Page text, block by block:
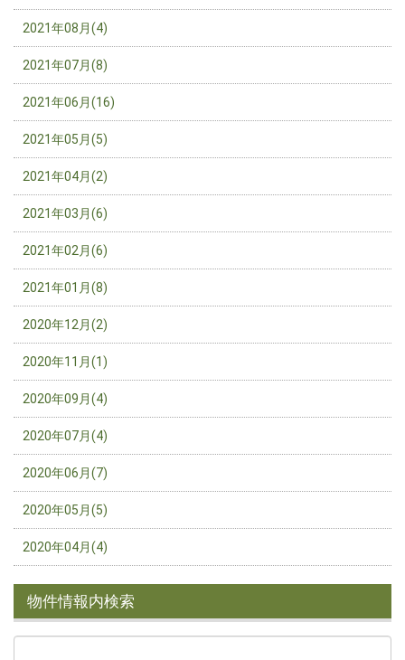
2021年08月(4)
2021年07月(8)
2021年06月(16)
2021年05月(5)
2021年04月(2)
2021年03月(6)
2021年02月(6)
2021年01月(8)
2020年12月(2)
2020年11月(1)
2020年09月(4)
2020年07月(4)
2020年06月(7)
2020年05月(5)
2020年04月(4)
物件情報内検索